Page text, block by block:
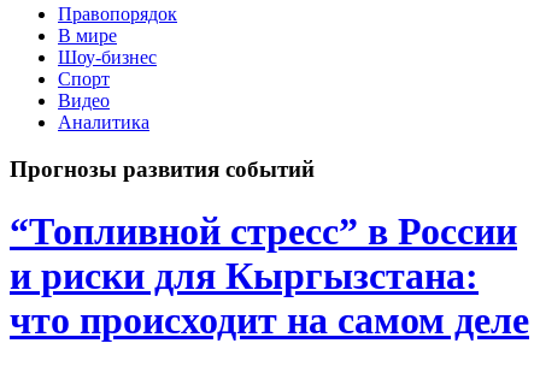
Правопорядок
В мире
Шоу-бизнес
Спорт
Видео
Аналитика
Прогнозы развития событий
“Топливной стресс” в России
и риски для Кыргызстана:
что происходит на самом деле